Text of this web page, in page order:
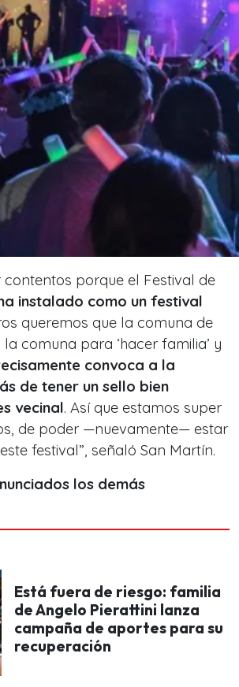
contentos porque el Festival de
instalado como un festival
queremos que la comuna de
comuna para ‘hacer familia’ y
convoca a la
de tener un sello bien
vecinal. Así que estamos super
de poder —nuevamente— estar
festival”, señaló San Martín.
los demás
Está fuera de riesgo: familia
de Angelo Pierattini lanza
campaña de aportes para su
recuperación